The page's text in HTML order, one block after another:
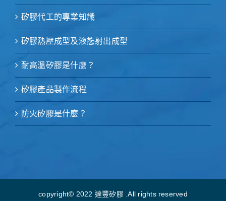
矽膠代工的專業知識
矽膠熱壓成型及液態射出成型
耐高溫矽膠是什麼？
矽膠產品製作流程
防火矽膠是什麼？
copyright© 2022 達豐矽膠 .All rights reserved